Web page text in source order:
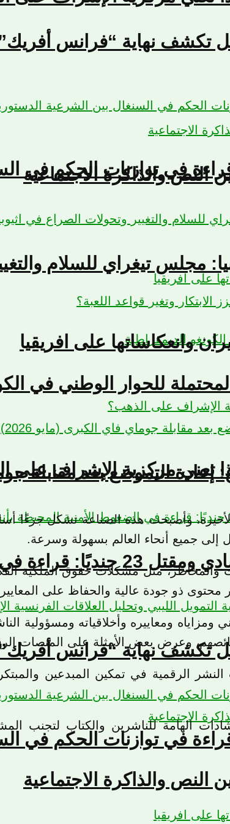
النص والذاكرة الاجتماعية
مجلس تيغراي للسلام
للحوار الوطني في
التموضع بعد مقابلة جوماي
المحيطة بأنجمّينا
تكشف نهاية “فرانس أفريك”
في توازنات الحكم في
تكشف نهاية “فرانس أفريك”
في توازنات الحكم في
وانعكاساتها على افريقيا
تعني مركزية الإشراف على
النص والذاكرة الاجتماعية
وتغير قواعد اللعبة؟
وأصبحت هذه الصناعة تشكل جزءًا
إلى جميع أنحاء العالم بسهولة وسرعة.
مثل مشكلات حقوق الملكية
ذو جودة عالية والحفاظ على المعايير
ومعاييره وأخلاقياته ومسؤولية
وعرض بعض الأمثلة على المنصات
الرقمية في تمكين المبدعين
الهامة للناشرين والكتاب لتجنب